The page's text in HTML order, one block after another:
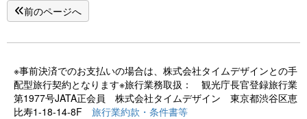
前のページへ
※事前決済でのお支払いの場合は、株式会社タイムデザインとの手
配型旅行契約となります※旅行業務取扱： 観光庁長官登録旅行業
第1977号JATA正会員 株式会社タイムデザイン 東京都渋谷区恵
比寿1-18-14-8F 旅行業約款・条件書等